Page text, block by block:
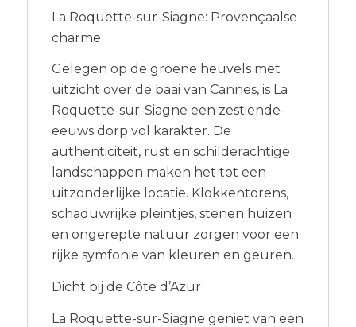
La Roquette-sur-Siagne: Provençaalse
charme
Gelegen op de groene heuvels met
uitzicht over de baai van Cannes, is La
Roquette-sur-Siagne een zestiende-
eeuws dorp vol karakter. De
authenticiteit, rust en schilderachtige
landschappen maken het tot een
uitzonderlijke locatie. Klokkentorens,
schaduwrijke pleintjes, stenen huizen
en ongerepte natuur zorgen voor een
rijke symfonie van kleuren en geuren.
Dicht bij de Côte d’Azur
La Roquette-sur-Siagne geniet van een